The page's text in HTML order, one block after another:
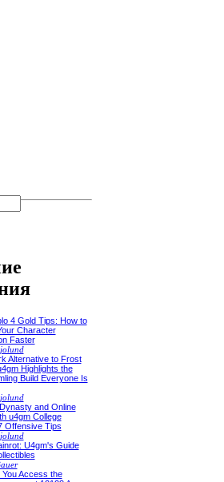
4 Gold Tips: How to
Character
Faster
Alternative to Frost
Highlights the
Build Everyone Is
and Online
u4gm College
Offensive Tips
U4gm's Guide
You Access the